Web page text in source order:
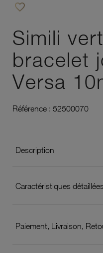
favorite_border
Simili
bracelet
Versa
Référence : 52500070
Description
Caractéristiques détaillées
Paiement, Livraison,